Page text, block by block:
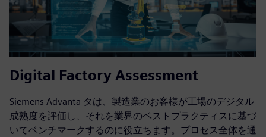
Digital Factory Assessment
Siemens Advanta タは、製造業のお客様が工場のデジタル
成熟度を評価し、それを業界のベストプラクティスに基づ
いてベンチマークするのに役立ちます。プロセス全体を通